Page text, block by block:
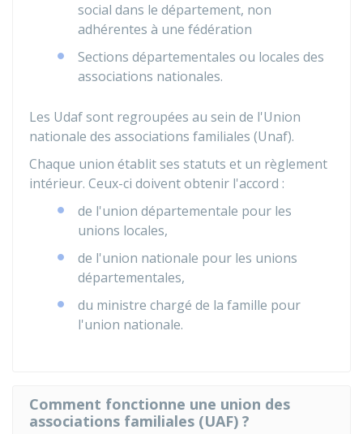
social dans le département, non
adhérentes à une fédération
Sections départementales ou locales des
associations nationales.
Les Udaf sont regroupées au sein de l'Union
nationale des associations familiales (Unaf).
Chaque union établit ses statuts et un règlement
intérieur. Ceux-ci doivent obtenir l'accord :
de l'union départementale pour les
unions locales,
de l'union nationale pour les unions
départementales,
du ministre chargé de la famille pour
l'union nationale.
Comment fonctionne une union des
associations familiales (UAF) ?